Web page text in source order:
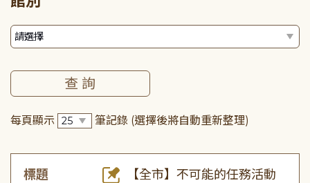
每頁顯示 筆記錄 (選擇後將自動重新整理)
標題 【全市】不可能的任務活動